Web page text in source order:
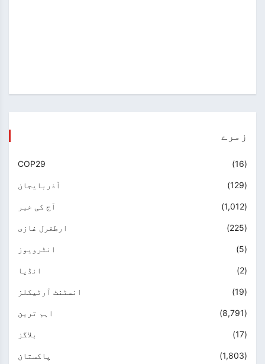
زمرے
COP29 (16)
آذربایجان (129)
آج کی خبر (1,012)
ارطغرل غازی (225)
انٹرویوز (5)
انڈیا (2)
انسٹنٹ آرٹیکلز (19)
اہم ترین (8,791)
بلاگز (17)
پاکستان (1,803)